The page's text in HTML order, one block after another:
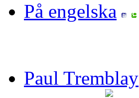
På engelska
Paul Tremblay